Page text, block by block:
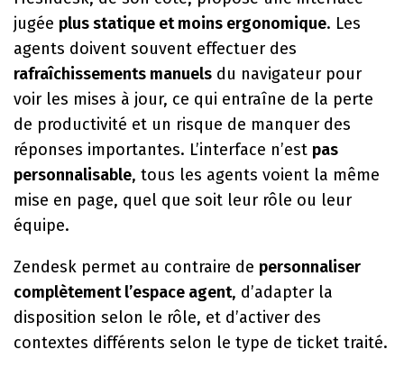
jugée plus statique et moins ergonomique. Les
agents doivent souvent effectuer des
rafraîchissements manuels du navigateur pour
voir les mises à jour, ce qui entraîne de la perte
de productivité et un risque de manquer des
réponses importantes. L’interface n’est pas
personnalisable, tous les agents voient la même
mise en page, quel que soit leur rôle ou leur
équipe.
Zendesk permet au contraire de personnaliser
complètement l’espace agent, d’adapter la
disposition selon le rôle, et d’activer des
contextes différents selon le type de ticket traité.